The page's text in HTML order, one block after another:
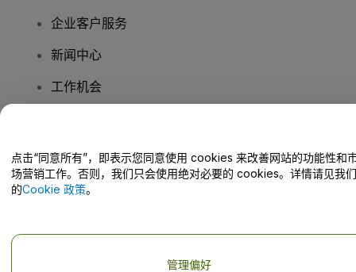
企业客户服务
新闻中心
工作机会
帮助中心 / 联系我们
点击“同意所有”，即表示您同意使用 cookies 来改善网站的功能性和
场营销工作。否则，我们只会使用绝对必要的 cookies。详情请见我们
的Cookie 政策。
管理偏好